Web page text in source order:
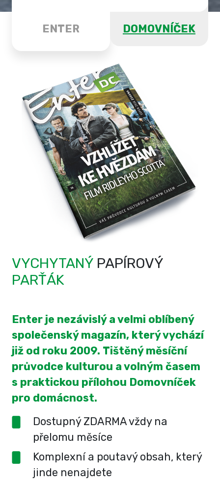
ENTER DOMOVNÍČEK
VYCHYTANÝ PAPÍROVÝ
PARŤÁK
Enter je nezávislý a velmi oblíbený
společenský magazín, který vychází
již od roku 2009. Tištěný měsíční
průvodce kulturou a volným časem
s praktickou přílohou Domovníček
pro domácnost.
Dostupný ZDARMA vždy na
přelomu měsíce
Komplexní a poutavý obsah, který
jinde nenajdete